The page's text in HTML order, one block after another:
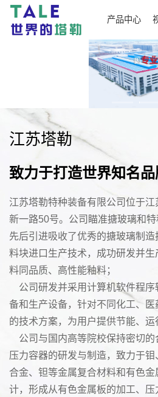
产品中心
江苏塔勒
致力于打造世界知名
江苏塔勒特种装备有限公司位于
新一路50号。公司瞄准搪玻璃和特
先后引进吸收了优秀的搪玻璃制
料块进口生产技术，成功研发并
料同品质、高性能釉料；
公司研发并采用计算机软件程序
备和生产设备，针对不同化工、医
的技术方案，为用户提供节能、运
公司与国内高等院校保持密切的
压力容器的研发与制造，致力于
合金、钽等金属复合材料和有色
计，形成从有色金属板的加工、